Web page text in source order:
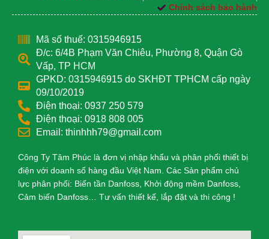
Chính sách bảo hành
Mã số thuế: 0315946915
Đ/c: 6/4B Phạm Văn Chiêu, Phường 8, Quận Gò
Vấp, TP HCM
GPKD: 0315946915 do SKHĐT TPHCM cấp ngày
09/10/2019
Điện thoại: 0937 250 579
Điện thoại: 0918 808 005
Email: thinhhh79@gmail.com
Công Ty Tâm Phúc là đơn vị nhập khẩu và phân phối thiết bị
điện với doanh số hàng đầu Việt Nam. Các Sản phẩm chủ
lực phân phối: Biến tần Danfoss, Khởi động mềm Danfoss,
Cảm biến Danfoss… Tư vấn thiết kế, lắp đặt và thi công !